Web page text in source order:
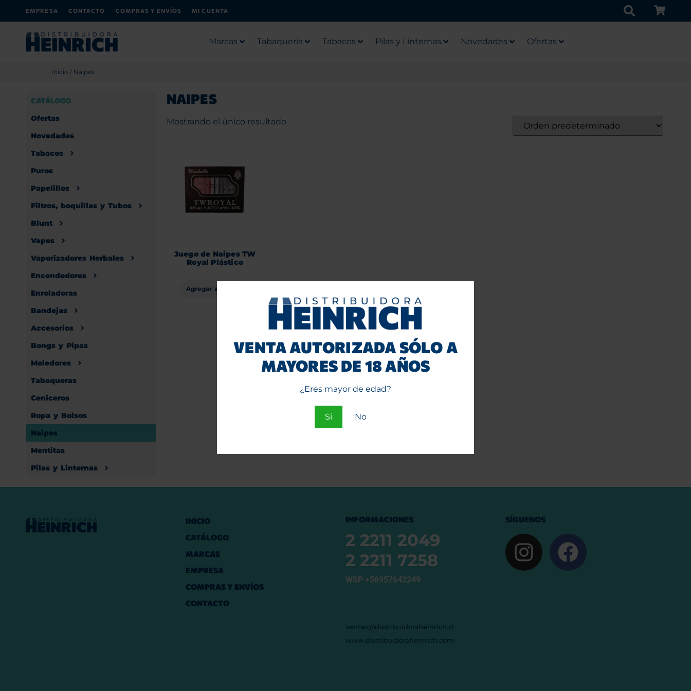
VENTA AUTORIZADA SÓLO A
MAYORES DE 18 AÑOS
¿Eres mayor de edad?
Si No
EMPRESA CONTACTO COMPRAS Y ENVÍOS MI CUENTA
Marcas Tabaquería Tabacos Pilas y Linternas Novedades Ofertas
Inicio / Naipes
CATÁLOGO
Ofertas
Novedades
Tabacos
Puros
Papelillos
Filtros, boquillas y Tubos
Blunt
Vapes
Vaporizadores Herbales
Encendedores
Enroladoras
Bandejas
Accesorios
Bongs y Pipas
Moledores
Tabaqueras
Ceniceros
Ropa y Bolsos
Naipes
Mentitas
Pilas y Linternas
NAIPES
Mostrando el único resultado
Juego de Naipes TW
Royal Plástico
Agregar al carrito
INICIO
CATÁLOGO
MARCAS
EMPRESA
COMPRAS Y ENVÍOS
CONTACTO
INFORMACIONES
2 2211 2049
2 2211 7258
WSP +56957642249
ventas@distribuidoraheinrich.cl
www.distribuidoraheinrich.com
SÍGUENOS